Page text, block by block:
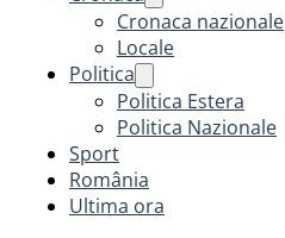
Cronaca nazionale
Locale
Politica
Politica Estera
Politica Nazionale
Sport
România
Ultima ora